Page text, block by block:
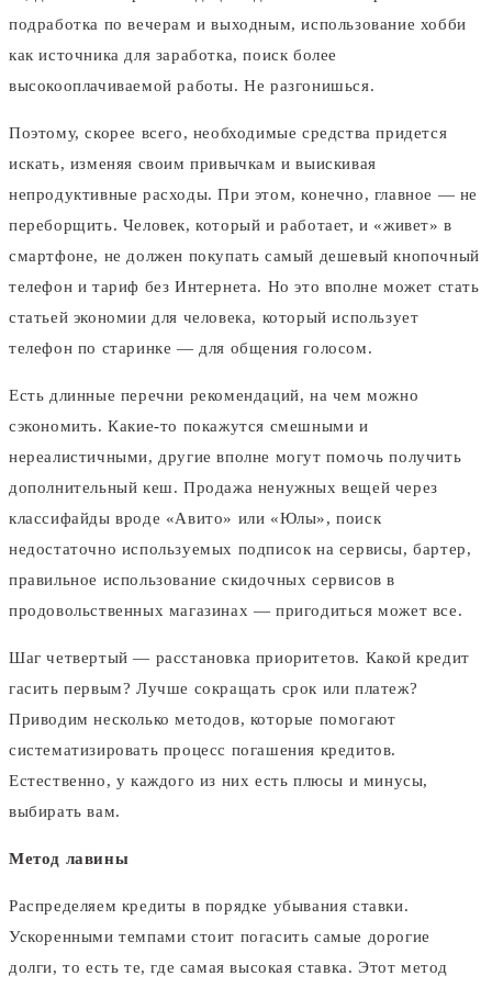
подработка по вечерам и выходным, использование хобби
как источника для заработка, поиск более
высокооплачиваемой работы. Не разгонишься.
Поэтому, скорее всего, необходимые средства придется
искать, изменяя своим привычкам и выискивая
непродуктивные расходы. При этом, конечно, главное — не
переборщить. Человек, который и работает, и «живет» в
смартфоне, не должен покупать самый дешевый кнопочный
телефон и тариф без Интернета. Но это вполне может стать
статьей экономии для человека, который использует
телефон по старинке — для общения голосом.
Есть длинные перечни рекомендаций, на чем можно
сэкономить. Какие-то покажутся смешными и
нереалистичными, другие вполне могут помочь получить
дополнительный кеш. Продажа ненужных вещей через
классифайды вроде «Авито» или «Юлы», поиск
недостаточно используемых подписок на сервисы, бартер,
правильное использование скидочных сервисов в
продовольственных магазинах — пригодиться может все.
Шаг четвертый — расстановка приоритетов. Какой кредит
гасить первым? Лучше сокращать срок или платеж?
Приводим несколько методов, которые помогают
систематизировать процесс погашения кредитов.
Естественно, у каждого из них есть плюсы и минусы,
выбирать вам.
Метод лавины
Распределяем кредиты в порядке убывания ставки.
Ускоренными темпами стоит погасить самые дорогие
долги, то есть те, где самая высокая ставка. Этот метод